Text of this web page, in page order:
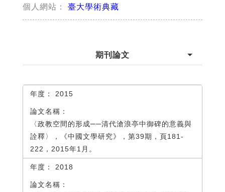
個人網站： 臺大學術典藏
期刊論文
2015
〈政教空間的形成──清代滄浪亭中御碑的意義與
詮釋〉，《中國文學研究》，第39期，頁181-
222，2015年1月。
2018